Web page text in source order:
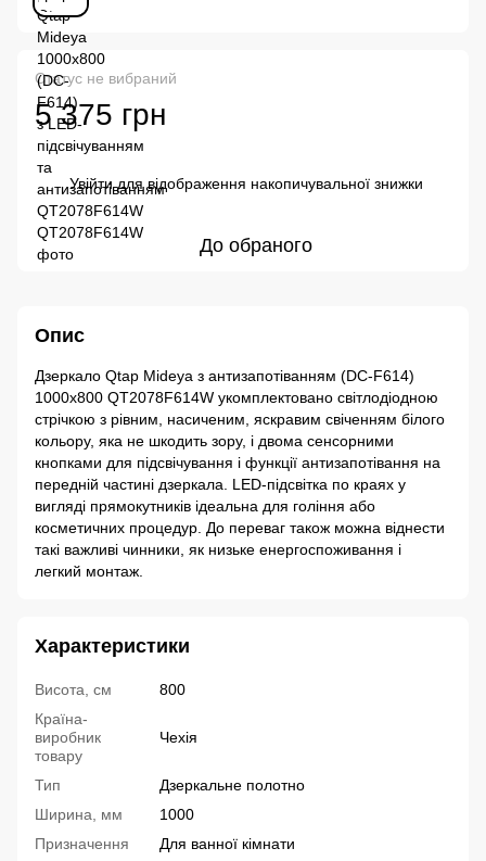
Статус не вибраний
5 375 грн
Увійтидля відображення накопичувальної знижки
До обраного
Опис
Дзеркало Qtap Mideya з антизапотіванням (DC-F614)
1000x800 QT2078F614W укомплектовано світлодіодною
стрічкою з рівним, насиченим, яскравим свіченням білого
кольору, яка не шкодить зору, і двома сенсорними
кнопками для підсвічування і функції антизапотівання на
передній частині дзеркала. LED-підсвітка по краях у
вигляді прямокутників ідеальна для гоління або
косметичних процедур. До переваг також можна віднести
такі важливі чинники, як низьке енергоспоживання і
легкий монтаж.
Характеристики
Висота, см
800
Країна-
виробник
товару
Чехія
Тип
Дзеркальне полотно
Ширина, мм
1000
Призначення
Для ванної кімнати